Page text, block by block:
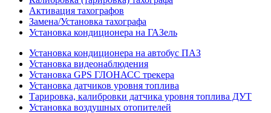
Активация тахографов
Замена/Установка тахографа
Установка кондиционера на ГАЗель
Установка кондиционера на автобус ПАЗ
Установка видеонаблюдения
Установка GPS ГЛОНАСС трекера
Установка датчиков уровня топлива
Тарировка, калибровки датчика уровня топлива ДУТ
Установка воздушных отопителей